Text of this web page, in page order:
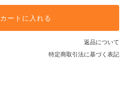
カートに入れる
返品について
特定商取引法に基づく表記